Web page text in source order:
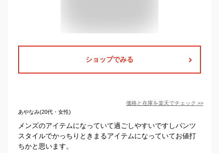
ショップでみる
価格と在庫を楽天でチェック >>
あやなみ(20代・女性)
メンズのアイテムになっていて過ごしやすいですしパンツ
スタイルでかっちりときまるアイテムになっていてお値打
ちかと思います。